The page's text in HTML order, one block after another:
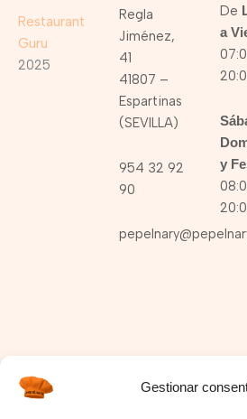
Gestionar
Restaurant
Guru
2025
Regla
Jiménez,
41
41807 –
Espartinas
(SEVILLA)
954 32 92
90
De
a
y